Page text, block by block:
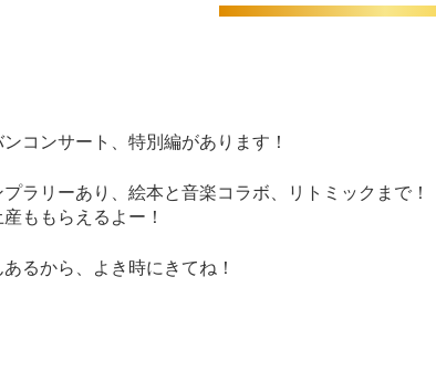
コンサート、特別編があります！
ラリーあり、絵本と音楽コラボ、リトミックまで！
ももらえるよー！
るから、よき時にきてね！